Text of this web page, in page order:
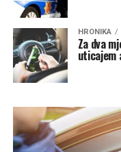
HRONIKA
Za dva
uticajem